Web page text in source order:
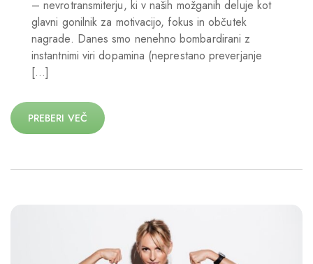
– nevrotransmiterju, ki v naših možganih deluje kot
glavni gonilnik za motivacijo, fokus in občutek
nagrade. Danes smo nenehno bombardirani z
instantnimi viri dopamina (neprestano preverjanje
[…]
PREBERI VEČ